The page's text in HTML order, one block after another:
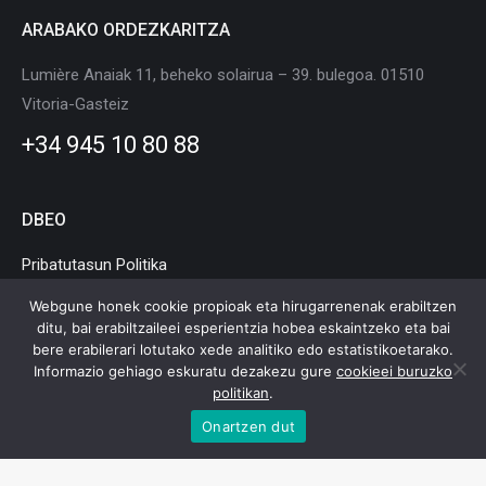
ARABAKO ORDEZKARITZA
Lumière Anaiak 11, beheko solairua – 39. bulegoa. 01510
Vitoria-Gasteiz
+34 945 10 80 88
DBEO
Pribatutasun Politika
Cookie Politika
Lege Oharra
Euskadiko Mugikortasun eta Logistika Klusterra © Copyright |
Oharra|Pribatutasun Politika|Cookie Politika|Web mapa
Webgune honek cookie propioak eta hirugarrenenak erabiltzen
ditu, bai erabiltzaileei esperientzia hobea eskaintzeko eta bai
bere erabilerari lotutako xede analitiko edo estatistikoetarako.
Informazio gehiago eskuratu dezakezu gure cookieei buruzko
politikan.
Onartzen dut